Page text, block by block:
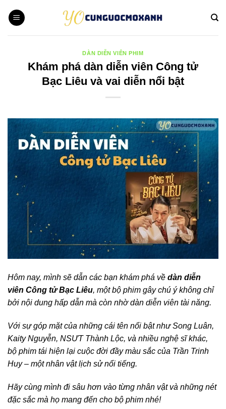
qua
DÀN DIỄN VIÊN PHIM
Khám phá dàn diễn viên Công tử
Bạc Liêu và vai diễn nổi bật
Hôm nay, mình sẽ dẫn các bạn khám phá về dàn diễn
viên Công tử Bạc Liêu, một bộ phim gây chú ý không chỉ
bởi nội dung hấp dẫn mà còn nhờ dàn diễn viên tài năng.
Với sự góp mặt của những cái tên nổi bật như Song Luân,
Kaity Nguyễn, NSƯT Thành Lộc, và nhiều nghệ sĩ khác,
bộ phim tái hiện lại cuộc đời đầy màu sắc của Trần Trinh
Huy – một nhân vật lịch sử nổi tiếng.
Hãy cùng mình đi sâu hơn vào từng nhân vật và những nét
đặc sắc mà họ mang đến cho bộ phim nhé!